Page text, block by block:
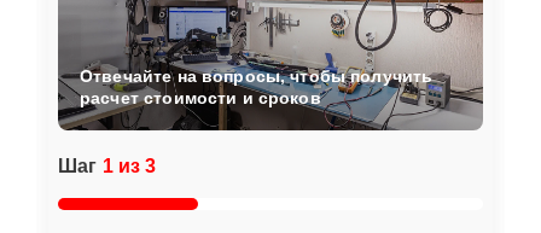
Шаг 1 из 3
Отвечайте на вопросы, чтобы получить
расчет стоимости и сроков